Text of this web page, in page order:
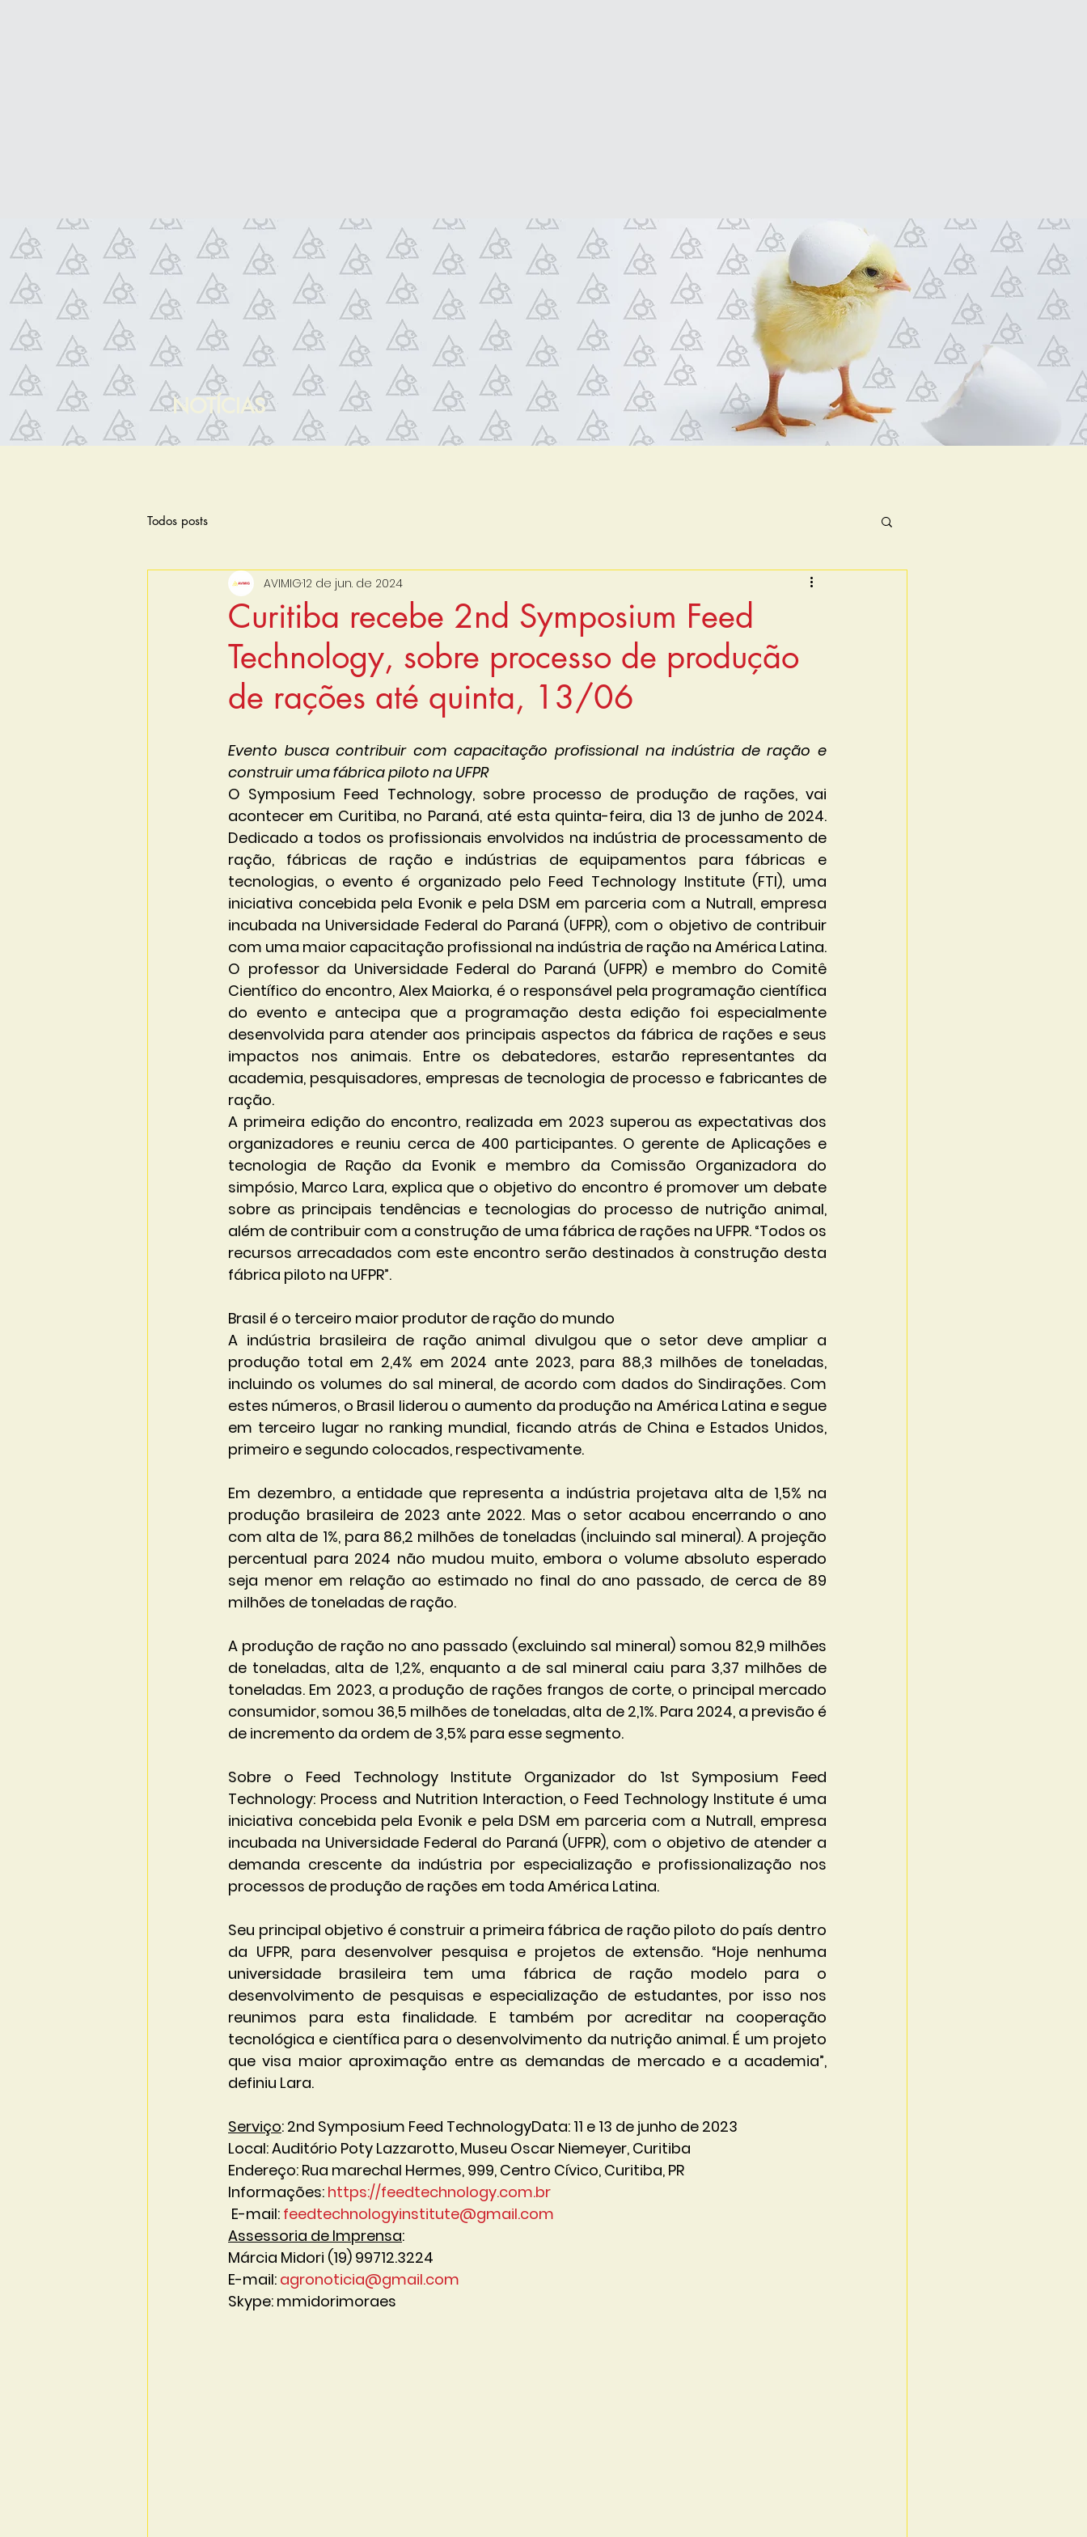
NOTÍCIAS
Todos posts
Curitiba recebe 2nd Symposium Feed
Technology, sobre processo de produção
de rações até quinta, 13/06
AVIMIG12 de jun. de 2024
Evento busca contribuir com capacitação profissional na indústria de ração e
construir uma fábrica piloto na UFPR
O Symposium Feed Technology, sobre processo de produção de rações, vai
acontecer em Curitiba, no Paraná, até esta quinta-feira, dia 13 de junho de 2024.
Dedicado a todos os profissionais envolvidos na indústria de processamento de
ração, fábricas de ração e indústrias de equipamentos para fábricas e
tecnologias, o evento é organizado pelo Feed Technology Institute (FTI), uma
iniciativa concebida pela Evonik e pela DSM em parceria com a Nutrall, empresa
incubada na Universidade Federal do Paraná (UFPR), com o objetivo de contribuir
com uma maior capacitação profissional na indústria de ração na América Latina.
O professor da Universidade Federal do Paraná (UFPR) e membro do Comitê
Científico do encontro, Alex Maiorka, é o responsável pela programação científica
do evento e antecipa que a programação desta edição foi especialmente
desenvolvida para atender aos principais aspectos da fábrica de rações e seus
impactos nos animais. Entre os debatedores, estarão representantes da
academia, pesquisadores, empresas de tecnologia de processo e fabricantes de
ração.
A primeira edição do encontro, realizada em 2023 superou as expectativas dos
organizadores e reuniu cerca de 400 participantes. O gerente de Aplicações e
tecnologia de Ração da Evonik e membro da Comissão Organizadora do
simpósio, Marco Lara, explica que o objetivo do encontro é promover um debate
sobre as principais tendências e tecnologias do processo de nutrição animal,
além de contribuir com a construção de uma fábrica de rações na UFPR. “Todos os
recursos arrecadados com este encontro serão destinados à construção desta
fábrica piloto na UFPR”.
Brasil é o terceiro maior produtor de ração do mundo
A indústria brasileira de ração animal divulgou que o setor deve ampliar a
produção total em 2,4% em 2024 ante 2023, para 88,3 milhões de toneladas,
incluindo os volumes do sal mineral, de acordo com dados do Sindirações. Com
estes números, o Brasil liderou o aumento da produção na América Latina e segue
em terceiro lugar no ranking mundial, ficando atrás de China e Estados Unidos,
primeiro e segundo colocados, respectivamente.
Em dezembro, a entidade que representa a indústria projetava alta de 1,5% na
produção brasileira de 2023 ante 2022. Mas o setor acabou encerrando o ano
com alta de 1%, para 86,2 milhões de toneladas (incluindo sal mineral). A projeção
percentual para 2024 não mudou muito, embora o volume absoluto esperado
seja menor em relação ao estimado no final do ano passado, de cerca de 89
milhões de toneladas de ração.
A produção de ração no ano passado (excluindo sal mineral) somou 82,9 milhões
de toneladas, alta de 1,2%, enquanto a de sal mineral caiu para 3,37 milhões de
toneladas. Em 2023, a produção de rações frangos de corte, o principal mercado
consumidor, somou 36,5 milhões de toneladas, alta de 2,1%. Para 2024, a previsão é
de incremento da ordem de 3,5% para esse segmento.
Sobre o Feed Technology Institute Organizador do 1st Symposium Feed
Technology: Process and Nutrition Interaction, o Feed Technology Institute é uma
iniciativa concebida pela Evonik e pela DSM em parceria com a Nutrall, empresa
incubada na Universidade Federal do Paraná (UFPR), com o objetivo de atender a
demanda crescente da indústria por especialização e profissionalização nos
processos de produção de rações em toda América Latina.
Seu principal objetivo é construir a primeira fábrica de ração piloto do país dentro
da UFPR, para desenvolver pesquisa e projetos de extensão. “Hoje nenhuma
universidade brasileira tem uma fábrica de ração modelo para o
desenvolvimento de pesquisas e especialização de estudantes, por isso nos
reunimos para esta finalidade. E também por acreditar na cooperação
tecnológica e científica para o desenvolvimento da nutrição animal. É um projeto
que visa maior aproximação entre as demandas de mercado e a academia”,
definiu Lara.
Serviço: 2nd Symposium Feed TechnologyData: 11 e 13 de junho de 2023
Local: Auditório Poty Lazzarotto, Museu Oscar Niemeyer, Curitiba
Endereço: Rua marechal Hermes, 999, Centro Cívico, Curitiba, PR
Informações: https://feedtechnology.com.br
E-mail: feedtechnologyinstitute@gmail.com
Assessoria de Imprensa:
Márcia Midori (19) 99712.3224
E-mail: agronoticia@gmail.com
Skype: mmidorimoraes